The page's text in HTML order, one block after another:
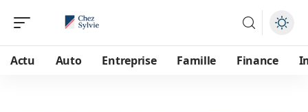
Actu Auto Entreprise Famille Finance